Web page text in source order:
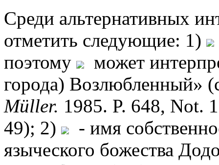
Среди альтернативных
отметить следующие: 1)
поэтому
может
города) Возлюбленный»
Müller. 1985. P. 648, Not.
49); 2)
- имя
языческого божества